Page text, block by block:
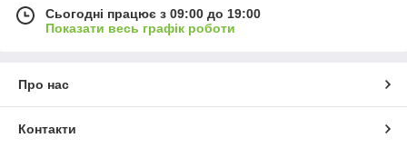
Сьогодні працює з 09:00 до 19:00
Показати весь графік роботи
Про нас
Контакти